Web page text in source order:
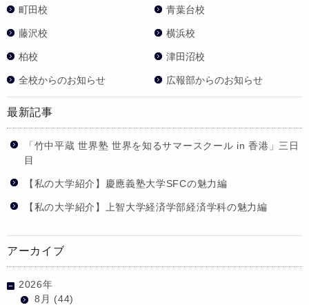
町田校 青葉台校
藤沢校 横浜校
柏校 津田沼校
全校からのお知らせ 広報部からのお知らせ
最新記事
「竹中平蔵 世界塾 世界を知るサマースクール in 香港」三日
目
【私の大学紹介】慶應義塾大学SFCの魅力編
【私の大学紹介】上智大学経済学部経済学科の魅力編
アーカイブ
2026年
8月 (44)